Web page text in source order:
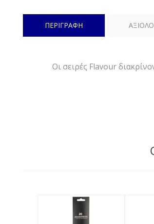
ΠΕΡΙΓΡΑΦΗ
Οι σειρές Flavour